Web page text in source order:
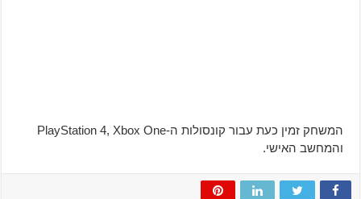
המשחק זמין כעת עבור קונסולות ה-PlayStation 4, Xbox One
והמחשב האישי.